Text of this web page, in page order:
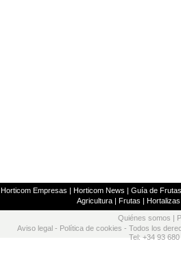
Horticom Empresas | Horticom News | Guía de
Agricultura| Frutas | Hortalizas
Quiénes somos
Aviso legal - Política de cookies - Todos los
Tel: +34 93